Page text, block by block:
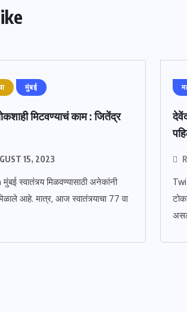
मुंबई
मिटवण्याचं काम : जितेंद्र
15, 2023
स्वातंत्र्य मिळवण्यासाठी अनेकांनी
आहे. मात्र, आज स्वातंत्र्याचा 77 वा